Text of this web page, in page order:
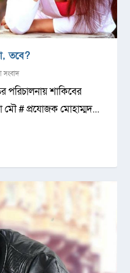
তবে?
সংবাদ
পরিচালনায় শাকিবের
মৌ # প্রযোজক মোহাম্মদ...